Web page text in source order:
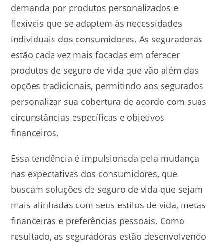
demanda por produtos personalizados e
flexíveis que se adaptem às necessidades
individuais dos consumidores. As seguradoras
estão cada vez mais focadas em oferecer
produtos de seguro de vida que vão além das
opções tradicionais, permitindo aos segurados
personalizar sua cobertura de acordo com suas
circunstâncias específicas e objetivos
financeiros.
Essa tendência é impulsionada pela mudança
nas expectativas dos consumidores, que
buscam soluções de seguro de vida que sejam
mais alinhadas com seus estilos de vida, metas
financeiras e preferências pessoais. Como
resultado, as seguradoras estão desenvolvendo